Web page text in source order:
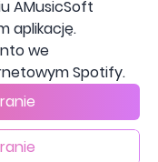
AMusicSoft
aplikację.
we
Spotify.